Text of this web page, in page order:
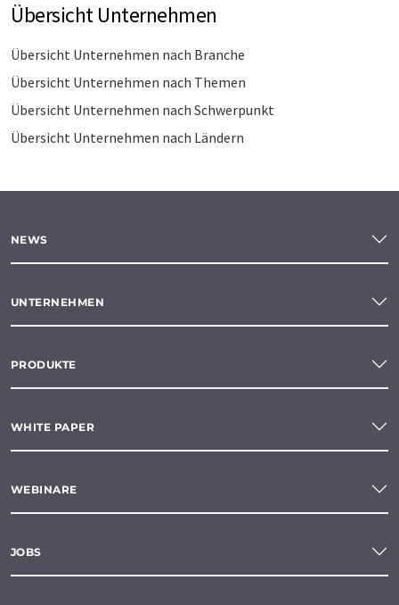
Übersicht Unternehmen
Übersicht Unternehmen nach Branche
Übersicht Unternehmen nach Themen
Übersicht Unternehmen nach Schwerpunkt
Übersicht Unternehmen nach Ländern
NEWS
UNTERNEHMEN
PRODUKTE
WHITE PAPER
WEBINARE
JOBS